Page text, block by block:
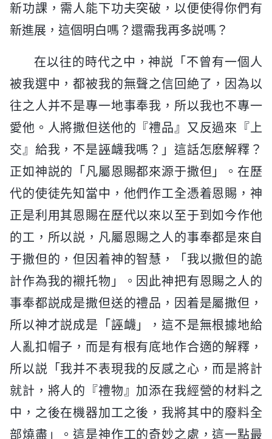
新功課，需人能下功夫突破，以便使得你們有
新進展，這個明白嗎？還需我再多説嗎？
在以往的時代之中，神説「不曾有一個人
被我選中，都被我的無聲之信回絶了，因為以
往之人并不是專一地事奉我，所以我也不專一
愛他。人將撒但送他的『禮品』又反過來『上
交』給我，不是誣衊我嗎？」這話怎麽解釋？
正如神説的「凡屬恩賜都來源于撒但」。在歷
代的使徒先知當中，他們作工全憑着恩賜，神
正是利用其恩賜在歷代以來以至于到如今作他
的工，所以説，凡屬恩賜之人的事奉都是來自
于撒但的，但因着神的智慧，「我以撒但的詭
計作為我的襯托物」。因此神把有恩賜之人的
事奉都説成是撒但送的禮品，因着是屬撒但，
所以神才説成是「誣衊」，這不是無根據地給
人亂扣帽子，而是有根有底地作合適的解釋，
所以説「我并不表現我的反感之心，而是將計
就計，將人的『禮物』加添在我經營的材料之
中，之後在機器加工之後，我將其中的廢料全
部燒盡」。這是神作工的奇妙之處，這一點最